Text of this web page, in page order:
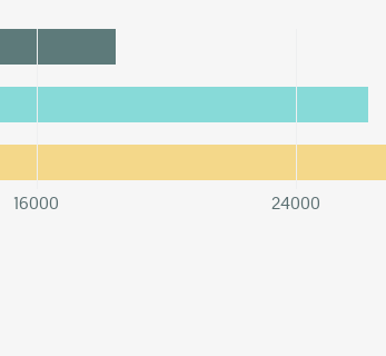
16000 24000